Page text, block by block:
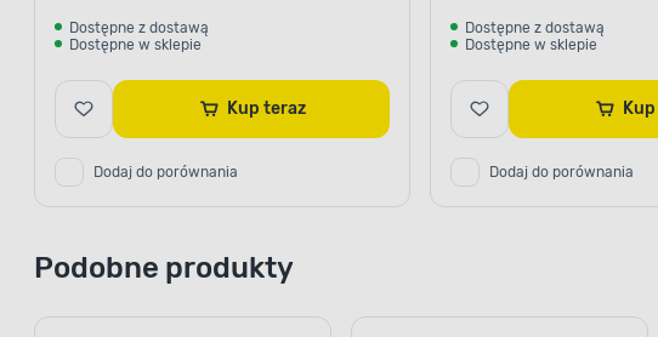
Dostępne z dostawą
Dostępne w sklepie
Kup teraz
Dodaj do porównania
Dostępne z dostawą
Dostępne w sklepie
Dodaj do porównania
Podobne produkty